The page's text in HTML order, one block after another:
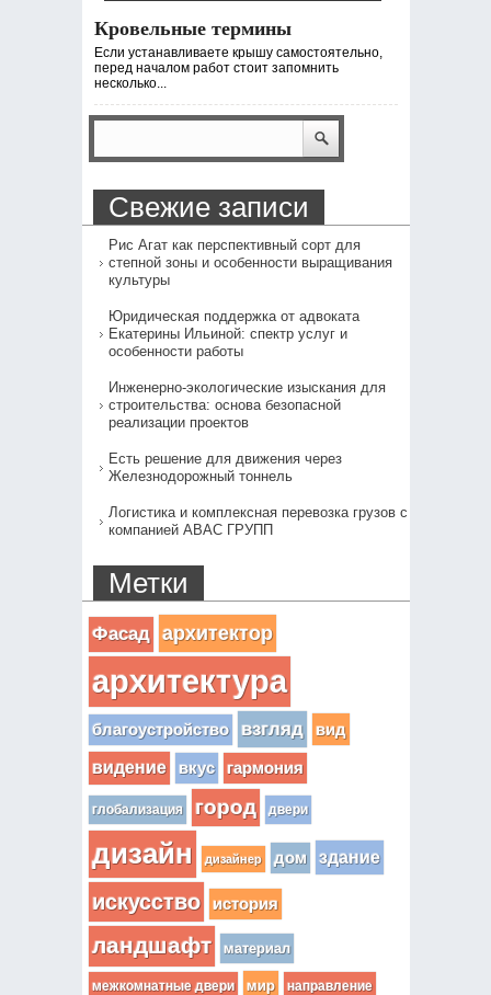
Кровельные термины
Если устанавливаете крышу самостоятельно,
перед началом работ стоит запомнить
несколько...
Свежие записи
Рис Агат как перспективный сорт для
степной зоны и особенности выращивания
культуры
Юридическая поддержка от адвоката
Екатерины Ильиной: спектр услуг и
особенности работы
Инженерно-экологические изыскания для
строительства: основа безопасной
реализации проектов
Есть решение для движения через
Железнодорожный тоннель
Логистика и комплексная перевозка грузов с
компанией АВАС ГРУПП
Метки
Фасад архитектор
архитектура
благоустройство взгляд вид
видение вкус гармония
глобализация город двери
дизайн дизайнер дом здание
искусство история
ландшафт материал
межкомнатные двери мир направление